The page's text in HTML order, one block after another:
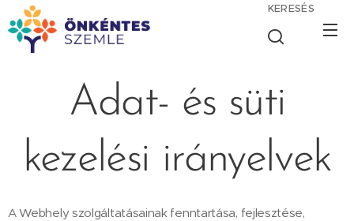
KERESÉS
Adat- és süti
kezelési irányelvek
A Webhely szolgáltatásainak fenntartása, fejlesztése,